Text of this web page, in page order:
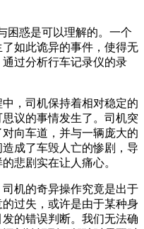
困惑是可以理解的。一个
如此诡异的事件，使得无
过分析行车记录仪的录
，司机保持着相对稳定的
议的事情发生了。司机突
向车道，并与一辆庞大的
成了车毁人亡的惨剧，导
悲剧实在让人痛心。
机的奇异操作究竟是出于
过失，或许是由于某种身
的错误判断。我们无法确